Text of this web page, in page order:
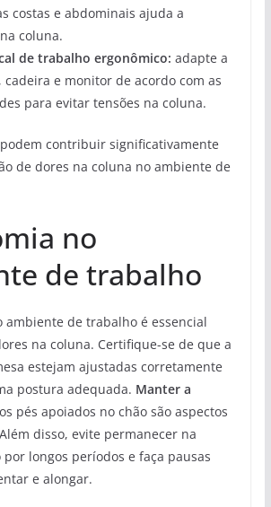
costas e abdominais ajuda a
coluna.
de trabalho ergonômico: adapte a
e monitor de acordo com as
para evitar tensões na coluna.
contribuir significativamente
de dores na coluna no ambiente de
no
de trabalho
ambiente de trabalho é essencial
na coluna. Certifique-se de que a
estejam ajustadas corretamente
postura adequada. Manter a
pés apoiados no chão são aspectos
disso, evite permanecer na
por longos períodos e faça pausas
e alongar.